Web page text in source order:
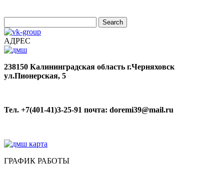
АДРЕС
238150 Калининградская область г.Черняховск
ул.Пионерская, 5
Тел. +7(401-41)3-25-91 почта: doremi39@mail.ru
ГРАФИК РАБОТЫ